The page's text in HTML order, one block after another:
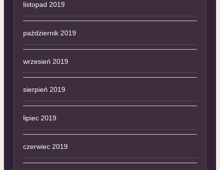
listopad 2019
październik 2019
wrzesień 2019
sierpień 2019
lipiec 2019
czerwiec 2019